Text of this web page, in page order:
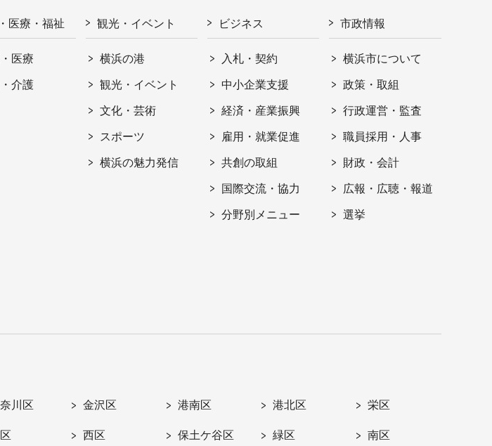
医療・福祉
医療
介護
観光・イベント
横浜の港
観光・イベント
文化・芸術
スポーツ
横浜の魅力発信
ビジネス
入札・契約
中小企業支援
経済・産業振興
雇用・就業促進
共創の取組
国際交流・協力
分野別メニュー
市政情報
横浜市について
政策・取組
行政運営・監査
職員採用・人事
財政・会計
広報・広聴・報道
選挙
川区 金沢区 港南区 港北区 栄区
西区 保土ケ谷区 緑区 南区